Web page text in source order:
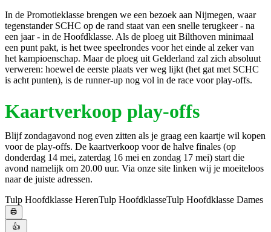
In de Promotieklasse brengen we een bezoek aan Nijmegen, waar
tegenstander SCHC op de rand staat van een snelle terugkeer - na
een jaar - in de Hoofdklasse. Als de ploeg uit Bilthoven minimaal
een punt pakt, is het twee speelrondes voor het einde al zeker van
het kampioenschap. Maar de ploeg uit Gelderland zal zich absoluut
verweren: hoewel de eerste plaats ver weg lijkt (het gat met SCHC
is acht punten), is de runner-up nog vol in de race voor play-offs.
Kaartverkoop play-offs
Blijf zondagavond nog even zitten als je graag een kaartje wil kopen
voor de play-offs. De kaartverkoop voor de halve finales (op
donderdag 14 mei, zaterdag 16 mei en zondag 17 mei) start die
avond namelijk om 20.00 uur. Via onze site linken wij je moeiteloos
naar de juiste adressen.
Tulp Hoofdklasse HerenTulp HoofdklasseTulp Hoofdklasse Dames
👍